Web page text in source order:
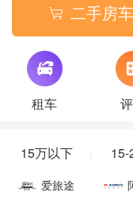
 二手房车
租车
15万以下 15-
爱旅途